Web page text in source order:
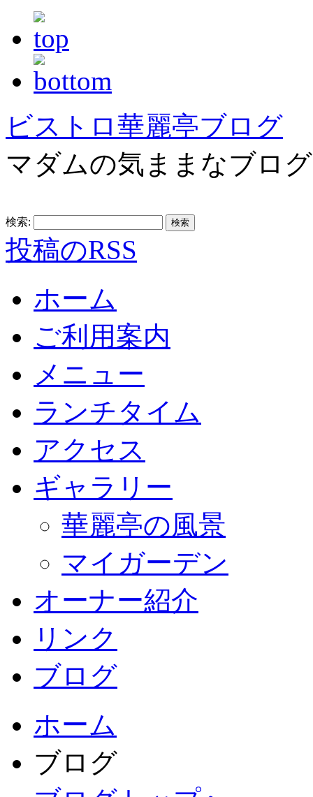
ビストロ華麗亭ブログ
マダムの気ままなブログ
検索:
投稿のRSS
ホーム
ご利用案内
メニュー
ランチタイム
アクセス
ギャラリー
華麗亭の風景
マイガーデン
オーナー紹介
リンク
ブログ
ホーム
ブログ